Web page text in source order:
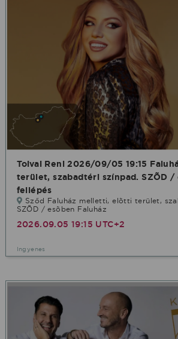
Tolvai Reni 2026/09/05 19:15
terület, szabadtéri színpad. SZÕD /
fellépés
Sződ Faluház melletti, elõtti terület,
SZÕD / esõben Faluház
2026.09.05 19:15 UTC+2
Ingyenes